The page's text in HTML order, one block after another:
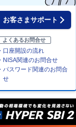
お客さまサポート
よくあるお問合せ
・口座開設の流れ
・NISA関連のお問合せ
・パスワード関連のお問合
せ